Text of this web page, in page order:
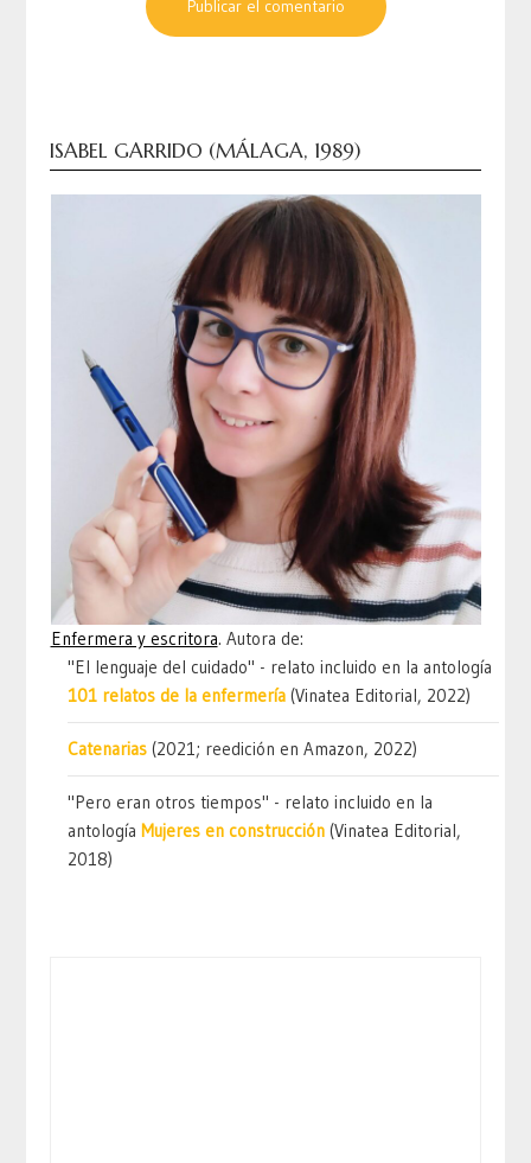
ISABEL GARRIDO (MÁLAGA, 1989)
Enfermera y escritora. Autora de:
"El lenguaje del cuidado" - relato incluido en la antología
101 relatos de la enfermería (Vinatea Editorial, 2022)
Catenarias (2021; reedición en Amazon, 2022)
"Pero eran otros tiempos" - relato incluido en la
antología Mujeres en construcción (Vinatea Editorial,
2018)